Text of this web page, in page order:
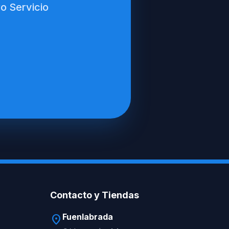
Servicio
Contacto y Tiendas
location_on Fuenlabrada